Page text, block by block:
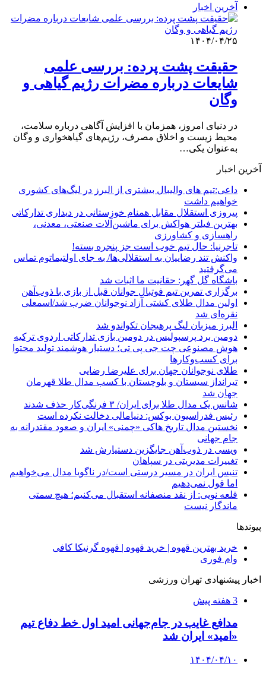
آخرین اخبار
۱۴۰۴/۰۴/۲۵
حقیقت پشت پرده: بررسی علمی
شایعات درباره مضرات رژیم گیاهی و
وگان
در دنیای امروز، همزمان با افزایش آگاهی درباره سلامت،
محیط‌ زیست و اخلاق مصرف، رژیم‌های گیاهخواری و وگان
به‌عنوان یکی…
آخرین اخبار
داعی:تیم های والیبال بیشتری از البرز در لیگ‌های کشوری
خواهیم داشت
پیروزی استقلال مقابل همنام خوزستانی در دیداری تدارکاتی
بهترین فیلتر هواکش برای ماشین‌آلات صنعتی، معدنی،
راهسازی و کشاورزی
تاجرنیا: حال تیم خوب است جز پنجره بسته!
واکنش تند رضاییان به استقلالی‌ها/ به جای اولتیماتوم تماس
می‌گرفتید
باشگاه گل گهر: حقانیت ما اثبات شد
برگزاری تمرین تیم فوتبال جوانان قبل از بازی با ذوب‌آهن
اولین مدال طلای کشتی آزاد نوجوانان ضرب شد/اسمعلی
نقره‌ای شد
البرز میزبان لیگ پرهیجان تکواندو شد
دومین برد پرسپولیس در دومین بازی تدارکاتی اردوی ترکیه
هوش مصنوعی چت جی پی تی؛ دستیار هوشمند تولید محتوا
برای کسب‌وکارها
طلای نوجوانان جهان برای علیرضا رضایی
تیرانداز سیستان و بلوچستان با کسب مدال طلا قهرمان
جهان شد
شانس یک مدال طلا برای ایران/ ۳ فرنگی‌کار حذف شدند
رئیس فدراسیون بوکس: دنیامالی دخالت نکرده است
نخستین مدال تاریخ هاکی «چمنی» ایران و صعود مقتدرانه به
جام جهانی
ویسی در ذوب‌آهن جایگزین دستیارش شد
تغییرات مدیریتی در سپاهان
تنیس ایران در مسیر درستی است/در ناگویا مدال می‌خواهیم
اما قول نمی‌دهیم
قلعه نویی: از نقد منصفانه استقبال می‌کنیم؛ هیچ سمتی
ماندگار نیست
پیوندها
خرید بهترین قهوه | خرید قهوه | قهوه گرنیکا کافی
وام فوری
اخبار پیشنهادی تهران ورزشی
3 هفته پیش
مدافع غایب در جام‌جهانی امید اول خط دفاع تیم
«امید» ایران شد
۱۴۰۴/۰۴/۱۰